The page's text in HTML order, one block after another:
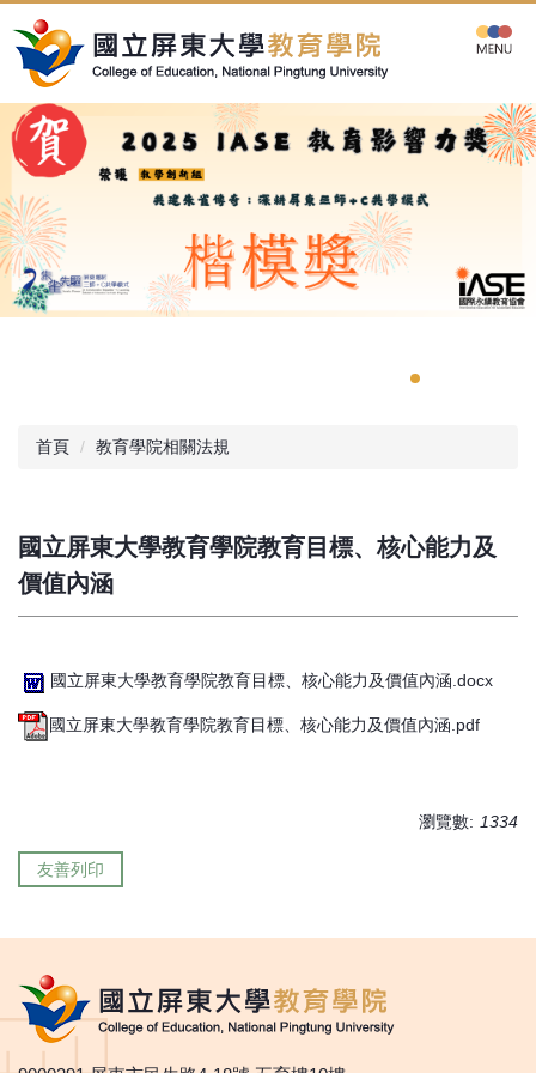
到
主
內
容
區
首頁 教育學院相關法規
國立屏東大學教育學院教育目標、核心能力及
價值內涵
國立屏東大學教育學院教育目標、核心能力及價值內涵.docx
國立屏東大學教育學院教育目標、核心能力及價值內涵.pdf
瀏覽數: 1334
友善列印